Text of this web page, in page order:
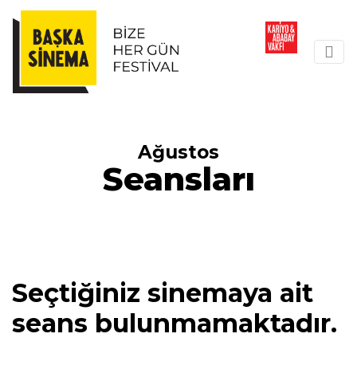
Ağustos
Seansları
Seçtiğiniz sinemaya ait
seans bulunmamaktadır.